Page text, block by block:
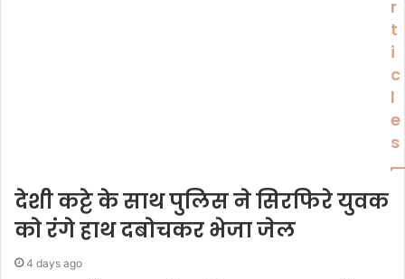
r
t
i
c
l
e
s
देशी कट्टे के साथ पुलिस ने सिरफिरे युवक
को रंगे हाथ दबोचकर भेजा जेल
4 days ago